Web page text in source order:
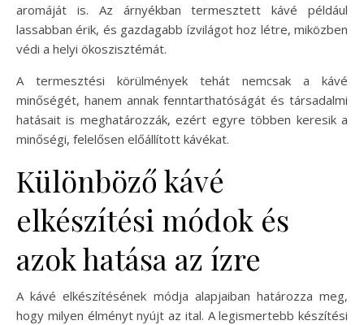
aromáját is. Az árnyékban termesztett kávé például
lassabban érik, és gazdagabb ízvilágot hoz létre, miközben
védi a helyi ökoszisztémát.
A termesztési körülmények tehát nemcsak a kávé
minőségét, hanem annak fenntarthatóságát és társadalmi
hatásait is meghatározzák, ezért egyre többen keresik a
minőségi, felelősen előállított kávékat.
Különböző kávé
elkészítési módok és
azok hatása az ízre
A kávé elkészítésének módja alapjaiban határozza meg,
hogy milyen élményt nyújt az ital. A legismertebb készítési